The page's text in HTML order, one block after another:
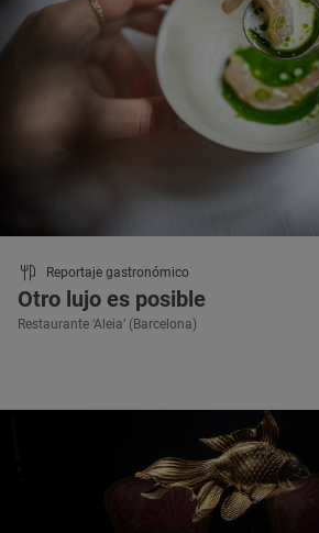
Reportaje gastronómico
Otro lujo es posible
Restaurante ‘Aleia’ (Barcelona)